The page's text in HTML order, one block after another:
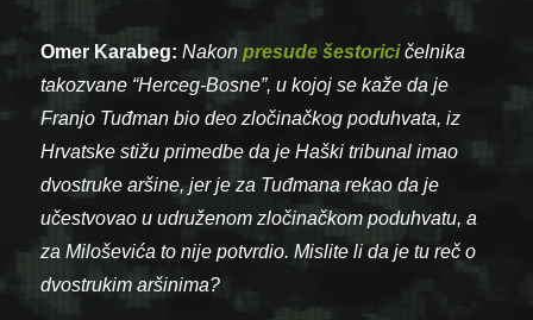
Omer Karabeg: Nakonpresude šestoricičelnika
takozvane “Herceg-Bosne”, u kojoj se kaže da je
Franjo Tuđman bio deo zločinačkog poduhvata, iz
Hrvatske stižu primedbe da je Haški tribunal imao
dvostruke aršine, jer je za Tuđmana rekao da je
učestvovao u udruženom zločinačkom poduhvatu, a
za Miloševića to nije potvrdio. Mislite li da je tu reč o
dvostrukim aršinima?